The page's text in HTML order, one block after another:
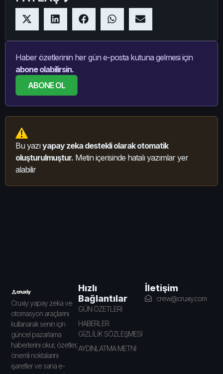
Haber özetlerinin her gün e-posta kutuna gelmesi için
abone olabilirsin.
ABONE OL
Bu yazıyapay zeka destekli olarak otomatik
oluşturulmuştur. Metin içerisinde hatalı yazımlar yer
alabilir
Cruxiy yapay zeka ve
otomasyon araçlarını
kullanarak senin için
güncel pazarlama
haberlerini okur, özetler,
önemli noktalarını
işaretler ve sana e-
Hızlı
Bağlantılar
GÜN ÖZETLERİ
HABERLER
GİZLİLİK SÖZLEŞMESİ
AYDINLATMA METNİ
İletişim
crew@cruxiy.com